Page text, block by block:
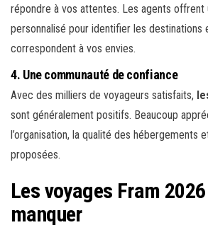
répondre à vos attentes. Les agents offrent
personnalisé pour identifier les destinations
correspondent à vos envies.
4. Une communauté de confiance
Avec des milliers de voyageurs satisfaits,
sont généralement positifs. Beaucoup
l’organisation, la qualité des hébergements
proposées.
Les voyages Fram
manquer